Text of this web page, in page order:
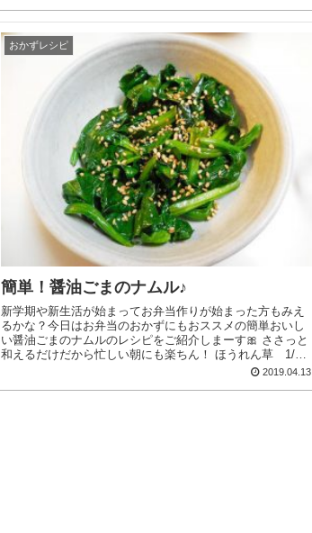
おかずレシピ
簡単！醤油ごまのナムル♪
新学期や新生活が始まってお弁当作りが始まった方もみえ
るかな？今日はお弁当のおかずにもおススメの簡単おいし
い醤油ごまのナムルのレシピをご紹介しまーす🎀 ささっと
和えるだけだから忙しい朝にも楽ちん！ ほうれん草 1/2
2019.04.13